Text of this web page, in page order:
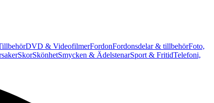
DVD & VideofilmerFordonFordonsdelar & tillbehörFoto,
SkorSkönhetSmycken & ÄdelstenarSport & FritidTelefoni,